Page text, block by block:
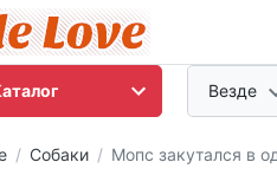
Везде
Собаки Мопс закутался в